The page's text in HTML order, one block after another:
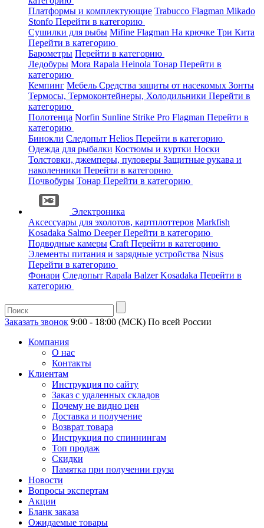
Платформы и комплектующие Trabucco Flagman Mikado
Stonfo Перейти в категорию
Сушилки для рыбы Mifine Flagman На крючке Три Кита
Перейти в категорию
Барометры Перейти в категорию
Ледобуры Mora Rapala Heinola Тонар Перейти в
категорию
Кемпинг Мебель Средства защиты от насекомых Зонты
Термосы, Термоконтейнеры, Холодильники Перейти в
категорию
Полотенца Norfin Sunline Strike Pro Flagman Перейти в
категорию
Бинокли Следопыт Helios Перейти в категорию
Одежда для рыбалки Костюмы и куртки Носки
Толстовки, джемперы, пуловеры Защитные рукава и
наколенники Перейти в категорию
Почвобуры Тонар Перейти в категорию
Электроника
Аксессуары для эхолотов, картплоттеров Markfish
Kosadaka Salmo DeeperПерейти в категорию
Подводные камеры Craft Перейти в категорию
Элементы питания и зарядные устройства Nisus
Перейти в категорию
Фонари Следопыт Rapala BalzerKosadaka Перейти в
категорию
Заказать звонок 9:00 - 18:00 (МСК) По всей России
Компания
О нас
Контакты
Клиентам
Инструкция по сайту
Заказ с удаленных складов
Почему не видно цен
Доставка и получение
Возврат товара
Инструкция по спиннингам
Топ продаж
Скидки
Памятка при получении груза
Новости
Вопросы экспертам
Акции
Бланк заказа
Ожидаемые товары